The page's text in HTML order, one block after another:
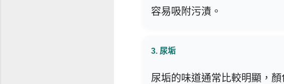
容易吸附污漬。
3. 尿垢
尿垢的味道通常比較明顯，